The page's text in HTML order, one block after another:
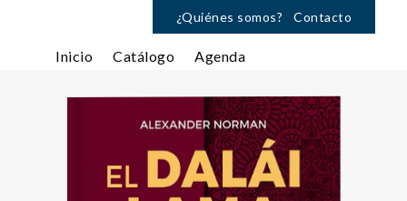
¿Quiénes somos? Contacto
Inicio Catálogo Agenda